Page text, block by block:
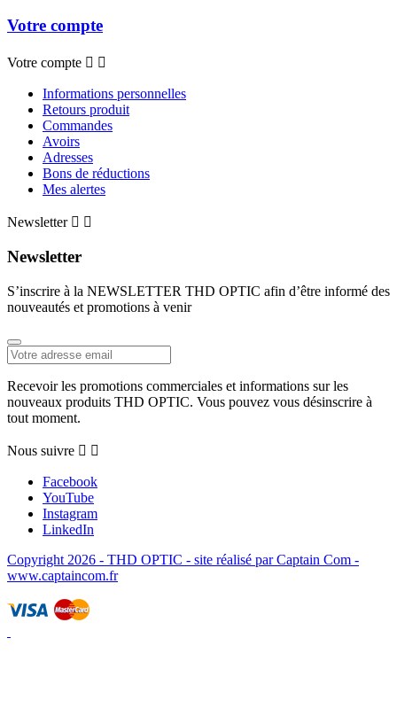
Votre compte
Votre compte  
Informations personnelles
Retours produit
Commandes
Avoirs
Adresses
Bons de réductions
Mes alertes
Newsletter  
Newsletter
S’inscrire à la NEWSLETTER THD OPTIC afin d’être informé des
nouveautés et promotions à venir
Recevoir les promotions commerciales et informations sur les
nouveaux produits THD OPTIC. Vous pouvez vous désinscrire à
tout moment.
Nous suivre  
Facebook
YouTube
Instagram
LinkedIn
Copyright 2026 - THD OPTIC - site réalisé par Captain Com -
www.captaincom.fr